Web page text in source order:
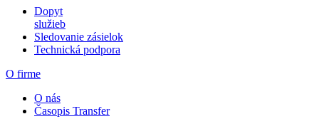
Dopyt
služieb
Sledovanie zásielok
Technická podpora
O firme
O nás
Časopis Transfer